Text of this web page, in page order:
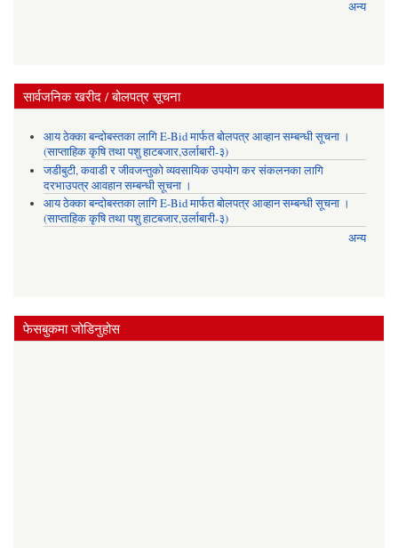
अन्य
सार्वजनिक खरीद / बोलपत्र सूचना
आय ठेक्का बन्दोबस्तका लागि E-Bid मार्फत बोलपत्र आव्हान सम्बन्धी सूचना ।
(साप्ताहिक कृषि तथा पशु हाटबजार,उर्लाबारी-३)
जडीबुटी, कवाडी र जीवजन्तुको व्यवसायिक उपयोग कर संकलनका लागि
दरभाउपत्र आवहान सम्बन्धी सूचना ।
आय ठेक्का बन्दोबस्तका लागि E-Bid मार्फत बोलपत्र आव्हान सम्बन्धी सूचना ।
(साप्ताहिक कृषि तथा पशु हाटबजार,उर्लाबारी-३)
अन्य
फेसबुकमा जोडिनुहोस